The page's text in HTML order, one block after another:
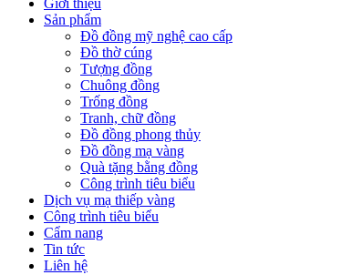
Giới thiệu
Sản phẩm
Đồ đồng mỹ nghệ cao cấp
Đồ thờ cúng
Tượng đồng
Chuông đồng
Trống đồng
Tranh, chữ đồng
Đồ đồng phong thủy
Đồ đồng mạ vàng
Quà tặng bằng đồng
Công trình tiêu biểu
Dịch vụ mạ thiếp vàng
Công trình tiêu biểu
Cẩm nang
Tin tức
Liên hệ